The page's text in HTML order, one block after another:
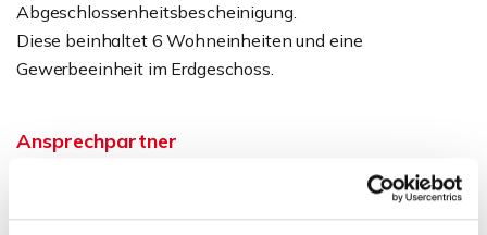
Abgeschlossenheitsbescheinigung.
Diese beinhaltet 6 Wohneinheiten und eine
Gewerbeeinheit im Erdgeschoss.
Ansprechpartner
Telefon: 0571 597 265 17